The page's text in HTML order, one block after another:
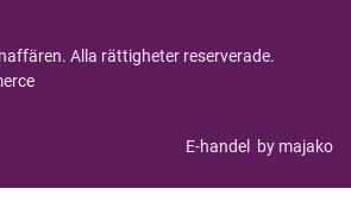
Alla rättigheter reserverade.
E-handel by majako